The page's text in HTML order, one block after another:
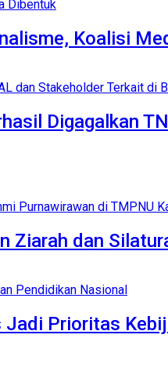
Koalisi
Digagalkan
Ziarah dan
Jadi Prioritas